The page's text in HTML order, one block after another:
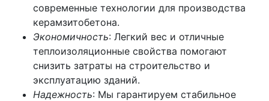
современные технологии для производства
керамзитобетона.
Экономичность: Легкий вес и отличные
теплоизоляционные свойства помогают
снизить затраты на строительство и
эксплуатацию зданий.
Надежность: Мы гарантируем стабильное